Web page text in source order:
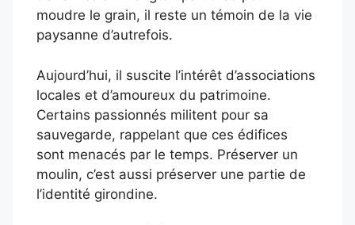
moudre le grain, il reste un témoin de la vie
paysanne d’autrefois.
Aujourd’hui, il suscite l’intérêt d’associations
locales et d’amoureux du patrimoine.
Certains passionnés militent pour sa
sauvegarde, rappelant que ces édifices
sont menacés par le temps. Préserver un
moulin, c’est aussi préserver une partie de
l’identité girondine.